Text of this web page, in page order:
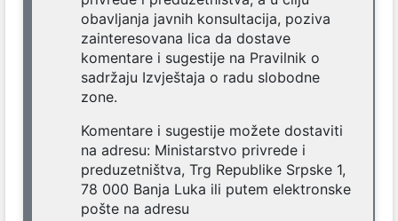
obavljanja javnih konsultacija, poziva
zainteresovana lica da dostave
komentare i sugestije na Pravilnik o
sadržaju Izvještaja o radu slobodne
zone.
Komentare i sugestije možete dostaviti
na adresu: Ministarstvo privrede i
preduzetništva, Trg Republike Srpske 1,
78 000 Banja Luka ili putem elektronske
pošte na adresu